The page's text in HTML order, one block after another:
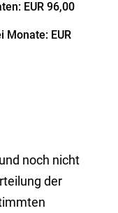
EUR 96,00
Monate: EUR
noch nicht
der